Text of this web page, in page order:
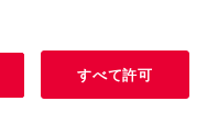
すべて許可